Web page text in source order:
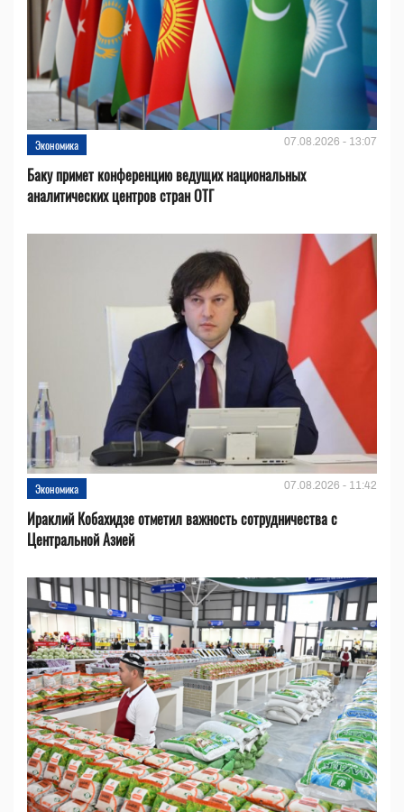
Экономика 07.08.2026 - 13:07
Баку примет конференцию ведущих национальных
аналитических центров стран ОТГ
Экономика 07.08.2026 - 11:42
Ираклий Кобахидзе отметил важность сотрудничества с
Центральной Азией